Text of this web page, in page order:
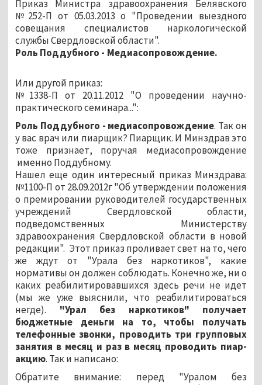
Приказ Министра здравоохранения Белявского
№252-П от 05.03.2013 о "Проведении выездного
совещания специалистов наркологической
службы Свердловской области".
Роль Поддубного - Медиасопровождение.
Или другой приказ:
№1338-П от 20.11.2012 "О проведении научно-
практического семинара...":
Роль Поддубного - медиасопровождение. Так он
у вас врач или пиарщик? Пиарщик. И Минздрав это
тоже признает, поручая медиасопровождение
именно Поддубному.
Нашел еще один интересный приказ Минздрава:
№1100-П от 28.09.2012г "Об утверждении положения
о премировании руководителей государственных
учреждений Свердловской области,
подведомственных Министерству
здравоохранения Свердловской области в новой
редакции". Этот приказ проливает свет на то, чего
же ждут от "Урала без наркотиков", какие
нормативы он должен соблюдать. Конечно же, ни о
каких реабилитировавшихся здесь речи не идет
(мы же уже выяснили, что реабилитироваться
негде). "Урал без наркотиков" получает
бюджетные деньги на то, чтобы получать
телефонные звонки, проводить три групповых
занятия в месяц и раз в месяц проводить пиар-
акцию. Так и написано:
Обратите внимание: перед "Уралом без